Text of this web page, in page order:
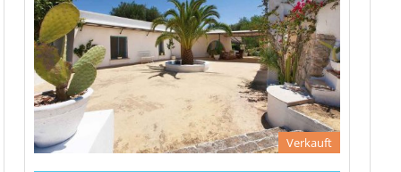
Verkauft